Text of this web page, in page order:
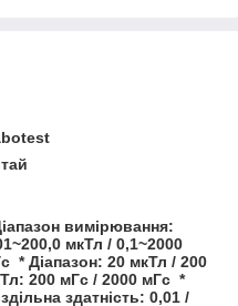
вимірювання:
мкТл / 0,1~2000
* Діапазон: 20 мкТл / 200
200 мГс / 2000 мГс *
здатність: 0,01 /